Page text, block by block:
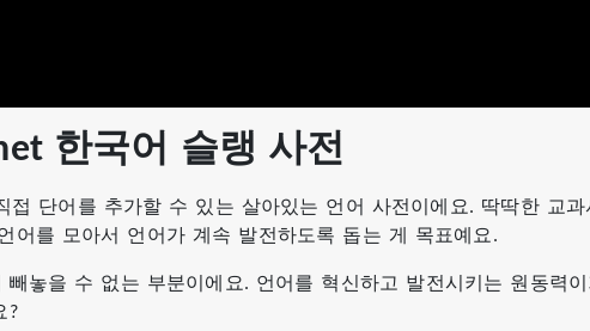
한국어 슬랭 사전
접 단어를 추가할 수 있는 살아있는 언어 사전이에요. 딱딱한 교
어를 모아서 언어가 계속 발전하도록 돕는 게 목표예요.
빼놓을 수 없는 부분이에요. 언어를 혁신하고 발전시키는 원동력
?